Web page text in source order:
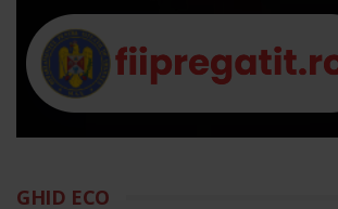
GHID ECO